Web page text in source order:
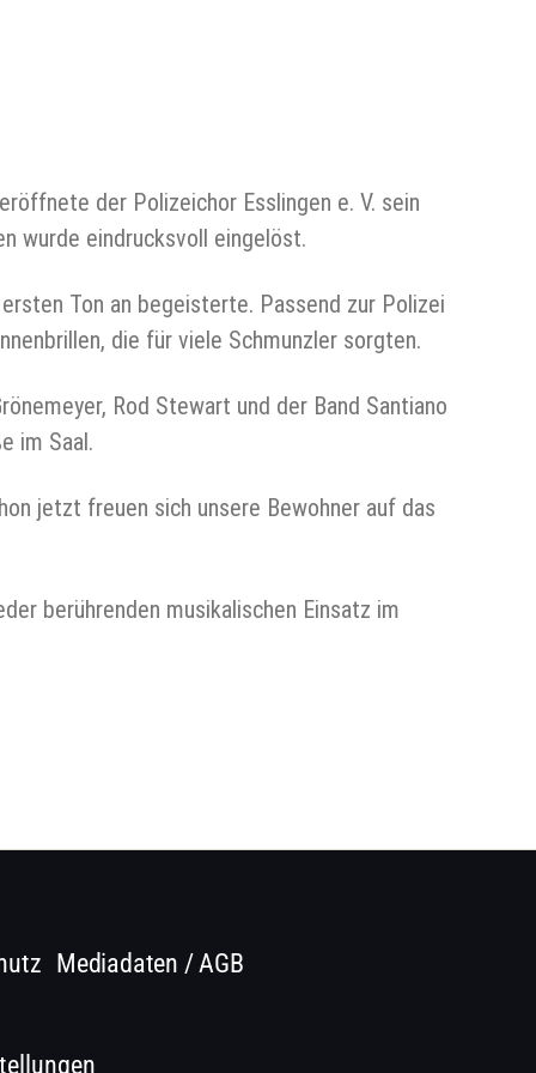
der Polizeichor Esslingen e. V. sein
wurde eindrucksvoll eingelöst.
Ton an begeisterte. Passend zur Polizei
die für viele Schmunzler sorgten.
Rod Stewart und der Band Santiano
im Saal.
jetzt freuen sich unsere Bewohner auf das
berührenden musikalischen Einsatz im
Mediadaten / AGB